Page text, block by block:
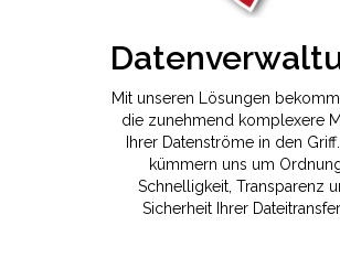
Mit unseren Lösungen
die zunehmend komplexere
Ihrer Datenströme in den
kümmern uns um
Schnelligkeit, Transparenz
Sicherheit Ihrer